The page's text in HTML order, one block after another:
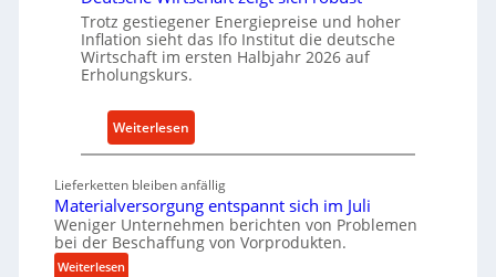
r
i
e
-
E
s
t
z
t
a
c
h
a
t
i
g
e
W
Trotz gestiegener Energiepreise und hoher
Inflation sieht das Ifo Institut die deutsche
Wirtschaft im ersten Halbjahr 2026 auf
Erholungskurs.
Weiterlesen
D
u
t
s
Lieferketten bleiben anfällig
Materialversorgung entspannt sich im Juli
Weniger Unternehmen berichten von Problemen
bei der Beschaffung von Vorprodukten.
Weiterlesen: